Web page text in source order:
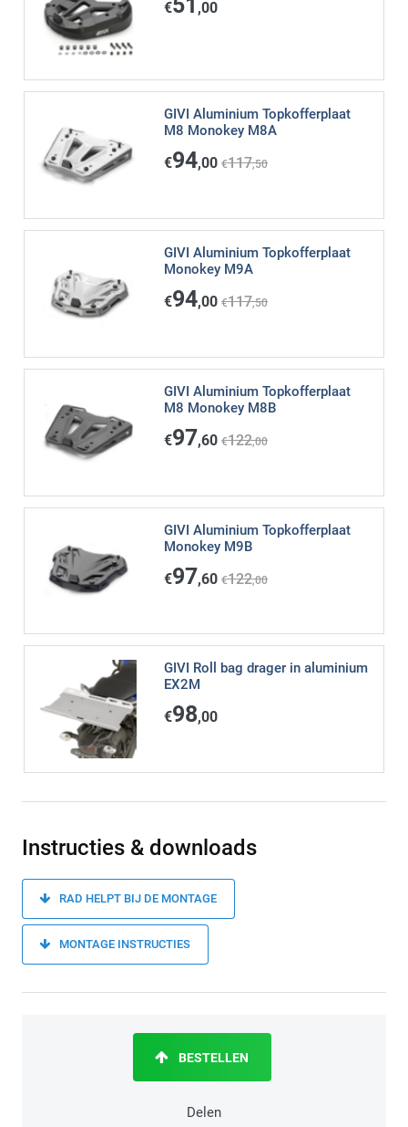
€ ,00
GIVI Aluminium Topkofferplaat
M8 Monokey M8A
€94,00 €117,50
GIVI Aluminium Topkofferplaat
Monokey M9A
€94,00 €117,50
GIVI Aluminium Topkofferplaat
M8 Monokey M8B
€97,60 €122,00
GIVI Aluminium Topkofferplaat
Monokey M9B
€97,60 €122,00
GIVI Roll bag drager in aluminium
EX2M
€98,00
Instructies & downloads
RAD HELPT BIJ DE MONTAGE
MONTAGE INSTRUCTIES
Delen
BESTELLEN